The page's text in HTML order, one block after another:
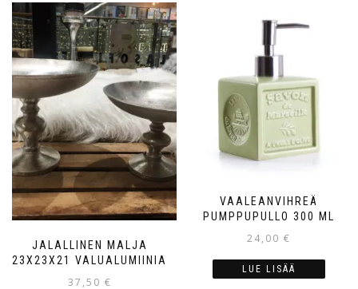
JALALLINEN MALJA
23X23X21 VALUALUMIINIA
37,50 €
VAALEANVIHREÄ
PUMPPUPULLO 300 ML
24,00 €
LUE LISÄÄ